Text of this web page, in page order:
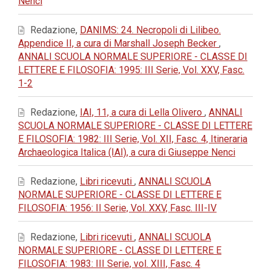
Redazione, DANIMS: 24. Necropoli di Lilibeo.
Appendice II, a cura di Marshall Joseph Becker ,
ANNALI SCUOLA NORMALE SUPERIORE - CLASSE DI
LETTERE E FILOSOFIA: 1995: III Serie, Vol. XXV, Fasc.
1-2
Redazione, IAI, 11, a cura di Lella Olivero , ANNALI
SCUOLA NORMALE SUPERIORE - CLASSE DI LETTERE
E FILOSOFIA: 1982: III Serie, Vol. XII, Fasc. 4, Itineraria
Archaeologica Italica (IAI), a cura di Giuseppe Nenci
Redazione, Libri ricevuti , ANNALI SCUOLA
NORMALE SUPERIORE - CLASSE DI LETTERE E
FILOSOFIA: 1956: II Serie, Vol. XXV, Fasc. III-IV
Redazione, Libri ricevuti , ANNALI SCUOLA
NORMALE SUPERIORE - CLASSE DI LETTERE E
FILOSOFIA: 1983: III Serie, vol. XIII, Fasc. 4